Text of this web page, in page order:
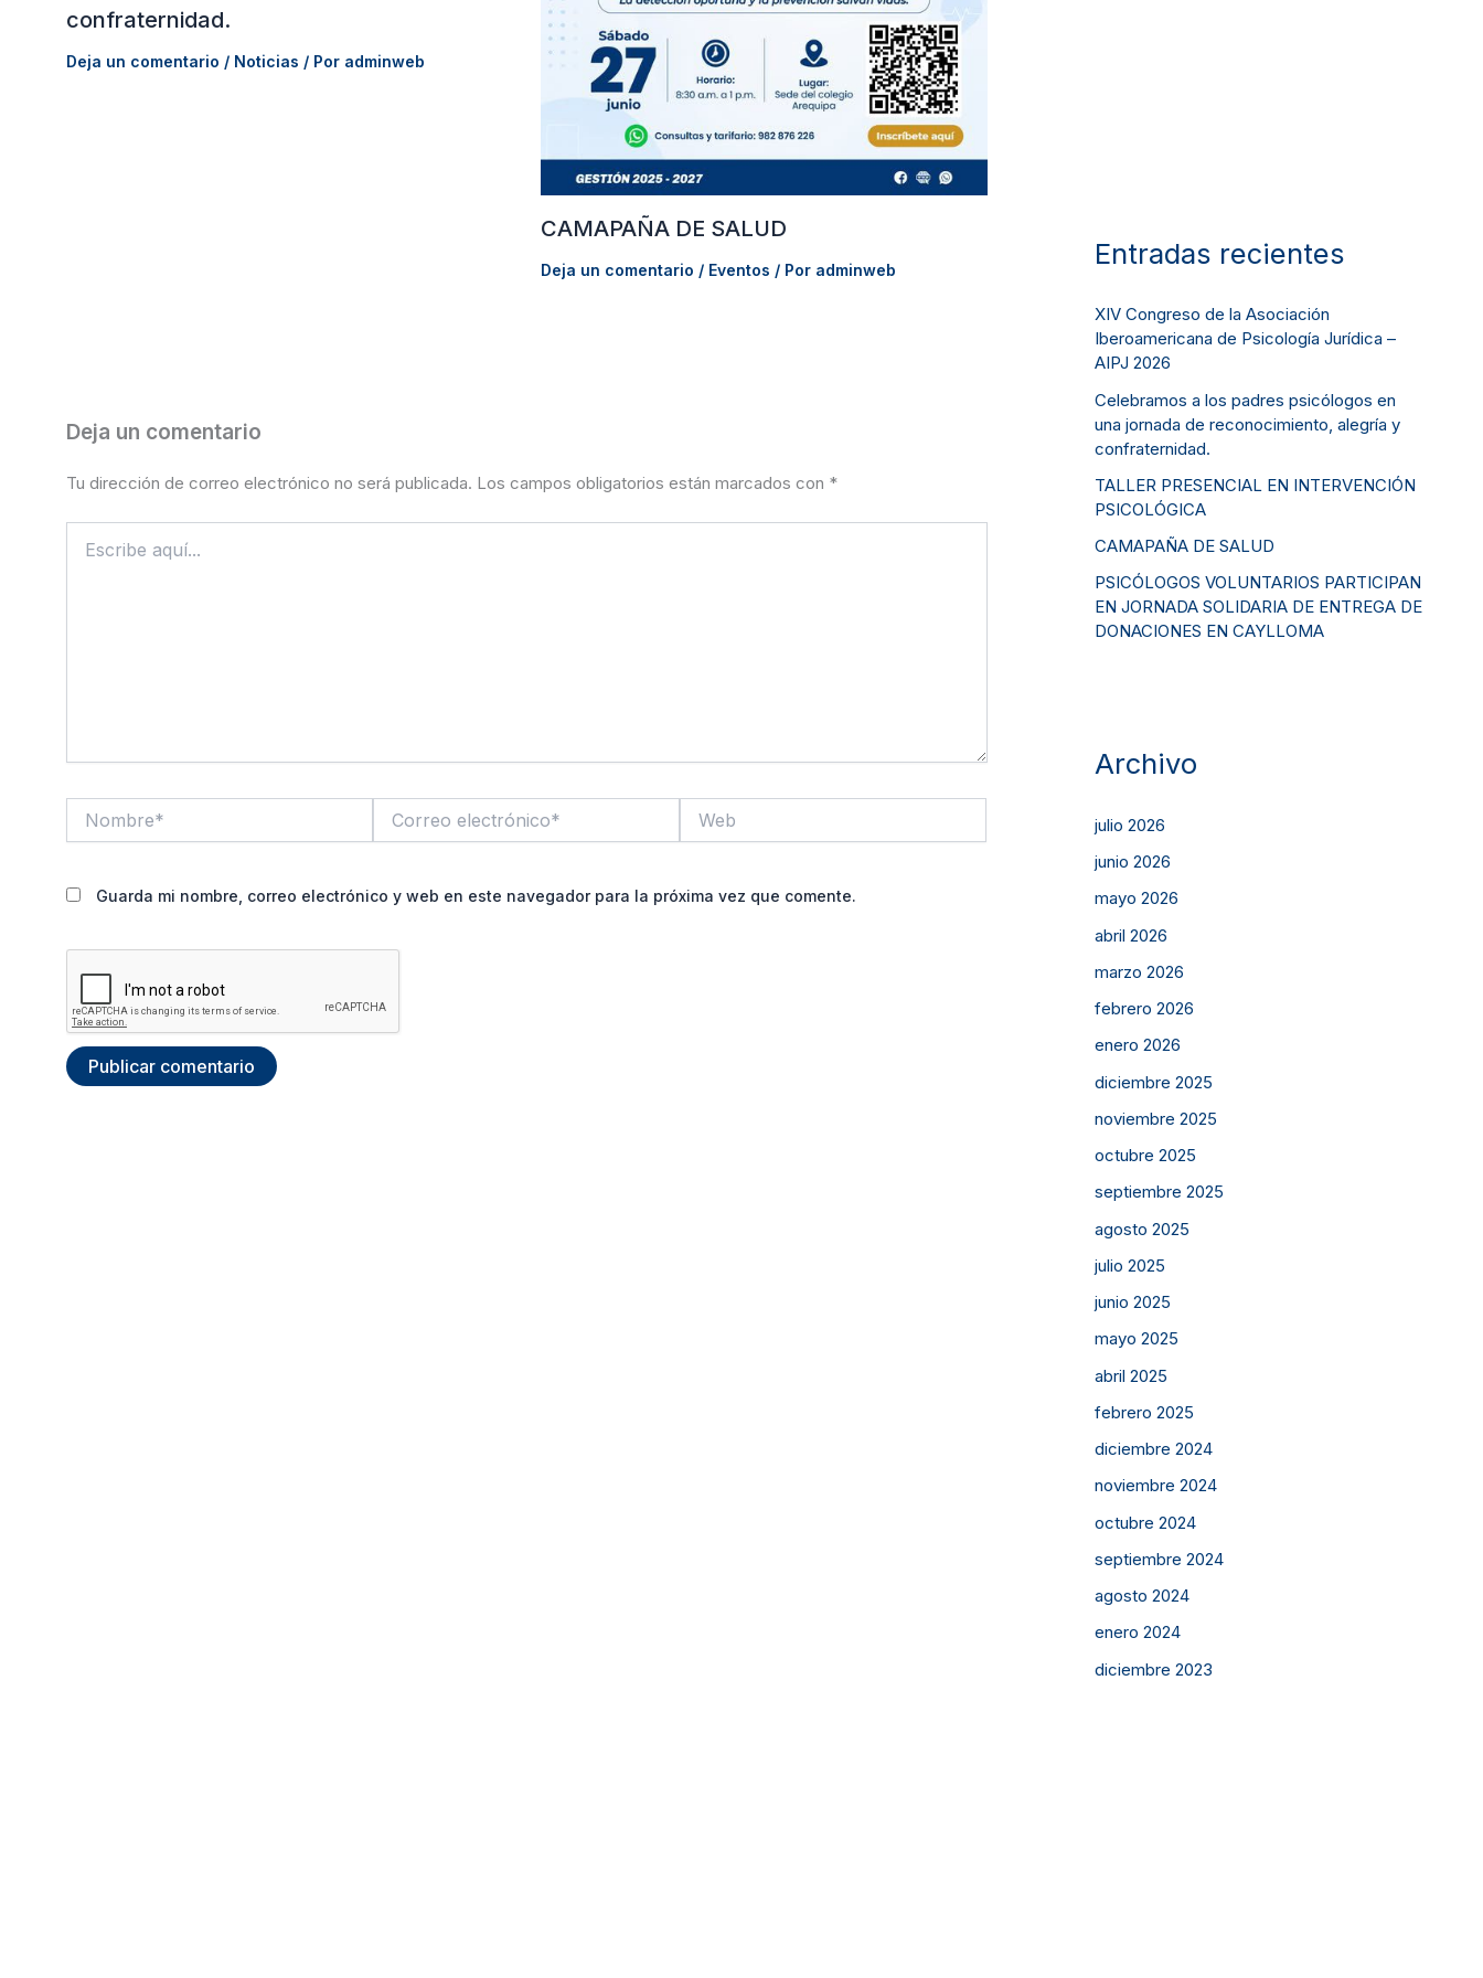
confraternidad.
Deja un comentario / Noticias / Por adminweb
CAMAPAÑA DE SALUD
Deja un comentario / Eventos / Por adminweb
Deja un comentario
Tu dirección de correo electrónico no será publicada. Los campos obligatorios están marcados con *
aquí...
electrónico*
Guarda mi nombre, correo electrónico y web en este navegador para la próxima vez que comente.
Entradas recientes
XIV Congreso de la Asociación
Iberoamericana de Psicología Jurídica –
AIPJ 2026
Celebramos a los padres psicólogos en
una jornada de reconocimiento, alegría y
confraternidad.
TALLER PRESENCIAL EN INTERVENCIÓN
PSICOLÓGICA
CAMAPAÑA DE SALUD
PSICÓLOGOS VOLUNTARIOS PARTICIPAN
EN JORNADA SOLIDARIA DE ENTREGA DE
DONACIONES EN CAYLLOMA
Archivo
julio 2026
junio 2026
mayo 2026
abril 2026
marzo 2026
febrero 2026
enero 2026
diciembre 2025
noviembre 2025
octubre 2025
septiembre 2025
agosto 2025
julio 2025
junio 2025
mayo 2025
abril 2025
febrero 2025
diciembre 2024
noviembre 2024
octubre 2024
septiembre 2024
agosto 2024
enero 2024
diciembre 2023